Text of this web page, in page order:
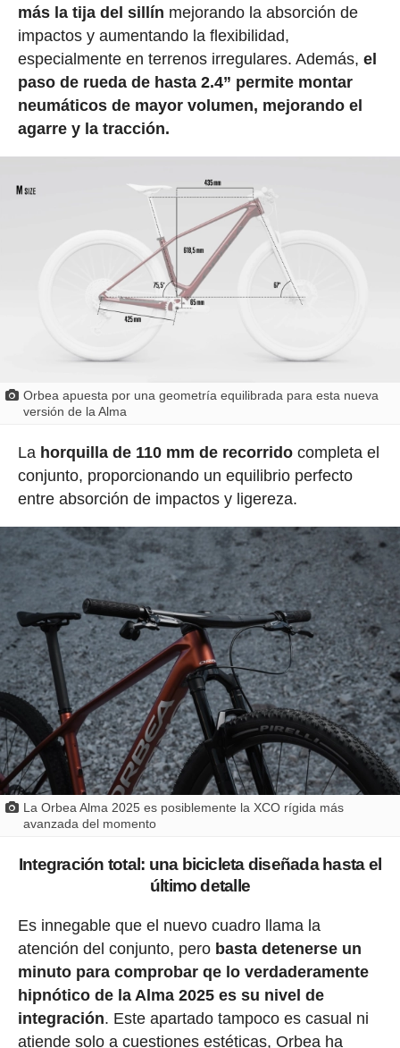
más la tija del sillín mejorando la absorción de
impactos y aumentando la flexibilidad,
especialmente en terrenos irregulares. Además, el
paso de rueda de hasta 2.4” permite montar
neumáticos de mayor volumen, mejorando el
agarre y la tracción.
Orbea apuesta por una geometría equilibrada para esta nueva
versión de la Alma
La horquilla de 110 mm de recorridocompleta el
conjunto, proporcionando un equilibrio perfecto
entre absorción de impactos y ligereza.
La Orbea Alma 2025 es posiblemente la XCO rígida más
avanzada del momento
Integración total: una bicicleta diseñada hasta el
último detalle
Es innegable que el nuevo cuadro llama la
atención del conjunto, pero basta detenerse un
minuto para comprobar qe lo verdaderamente
hipnótico de la Alma 2025 es su nivel de
integración. Este apartado tampoco es casual ni
atiende solo a cuestiones estéticas, Orbea ha